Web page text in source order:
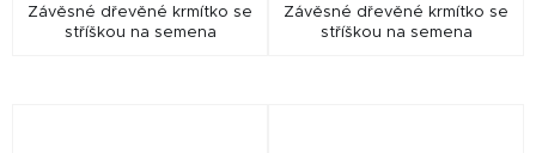
Závěsné dřevěné krmítko se
stříškou na semena
Závěsné dřevěné krmítko se
stříškou na semena